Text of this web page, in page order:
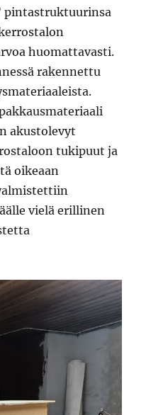
pintastruktuurinsa
huomattavasti.
rakennettu
akustolevyt
tukipuut ja
oikeaan
vielä erillinen